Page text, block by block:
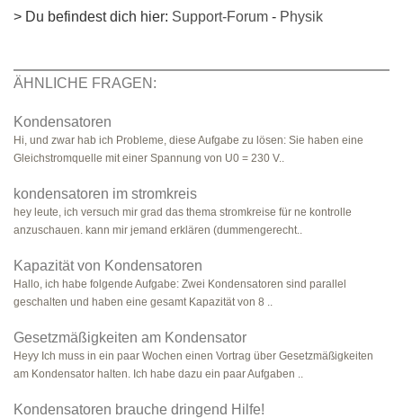
> Du befindest dich hier: Support-Forum - Physik
ÄHNLICHE FRAGEN:
Kondensatoren
Hi, und zwar hab ich Probleme, diese Aufgabe zu lösen: Sie haben eine
Gleichstromquelle mit einer Spannung von U0 = 230 V..
kondensatoren im stromkreis
hey leute, ich versuch mir grad das thema stromkreise für ne kontrolle
anzuschauen. kann mir jemand erklären (dummengerecht..
Kapazität von Kondensatoren
Hallo, ich habe folgende Aufgabe: Zwei Kondensatoren sind parallel
geschalten und haben eine gesamt Kapazität von 8 ..
Gesetzmäßigkeiten am Kondensator
Heyy Ich muss in ein paar Wochen einen Vortrag über Gesetzmäßigkeiten
am Kondensator halten. Ich habe dazu ein paar Aufgaben ..
Kondensatoren brauche dringend Hilfe!